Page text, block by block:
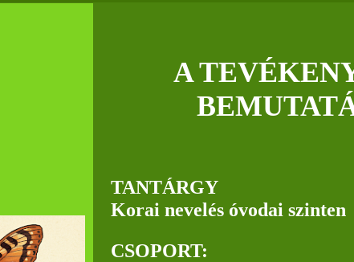
A
TANTÁRGY
Korai nevelés óvodai szinten
CSOPORT: